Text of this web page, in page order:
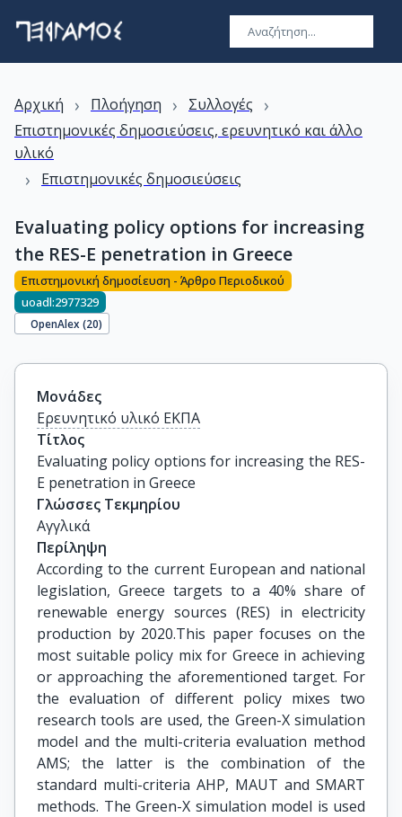
Αρχική › Πλοήγηση › Συλλογές ›
Επιστημονικές δημοσιεύσεις, ερευνητικό και άλλο
υλικό
› Επιστημονικές δημοσιεύσεις
Evaluating policy options for increasing
the RES-E penetration in Greece
Επιστημονική δημοσίευση - Άρθρο Περιοδικού
uoadl:2977329
OpenAlex (20)
Μονάδες
Ερευνητικό υλικό ΕΚΠΑ
Τίτλος
Evaluating policy options for increasing the RES-
E penetration in Greece
Γλώσσες Τεκμηρίου
Αγγλικά
Περίληψη
According to the current European and national
legislation, Greece targets to a 40% share of
renewable energy sources (RES) in electricity
production by 2020.This paper focuses on the
most suitable policy mix for Greece in achieving
or approaching the aforementioned target. For
the evaluation of different policy mixes two
research tools are used, the Green-X simulation
model and the multi-criteria evaluation method
AMS; the latter is the combination of the
standard multi-criteria AHP, MAUT and SMART
methods. The Green-X simulation model is used